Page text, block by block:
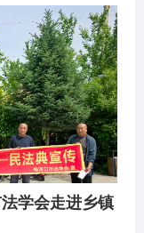
学会走进乡镇